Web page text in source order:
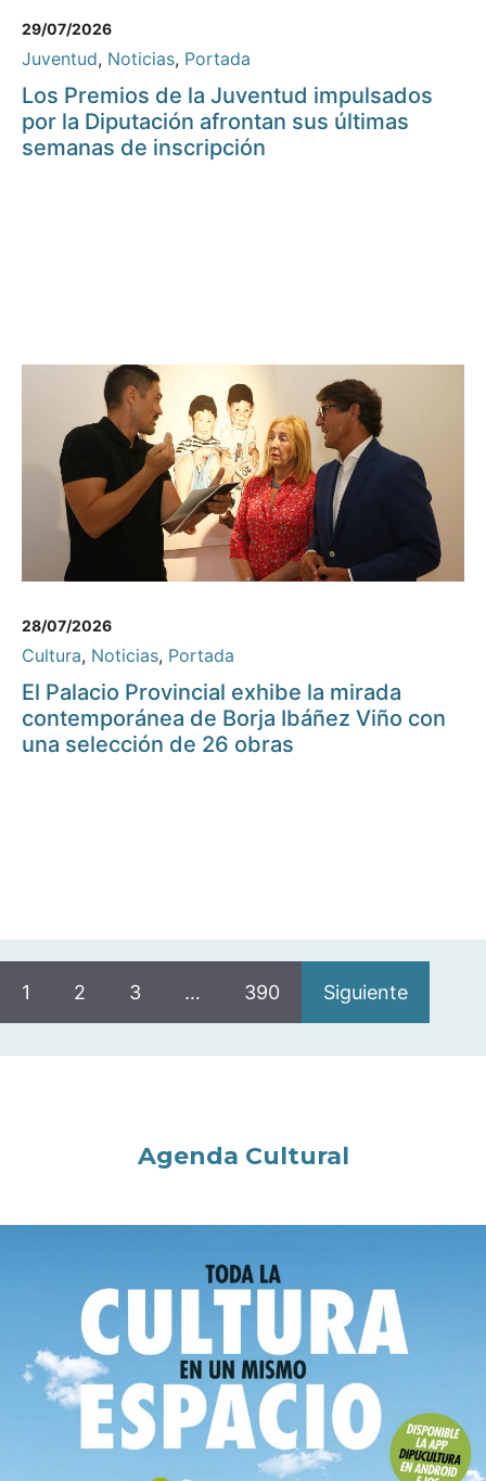
29/07/2026
Juventud, Noticias, Portada
Los Premios de la Juventud impulsados
por la Diputación afrontan sus últimas
semanas de inscripción
28/07/2026
Cultura, Noticias, Portada
El Palacio Provincial exhibe la mirada
contemporánea de Borja Ibáñez Viño con
una selección de 26 obras
1 2 3 … 390 Siguiente
Agenda Cultural